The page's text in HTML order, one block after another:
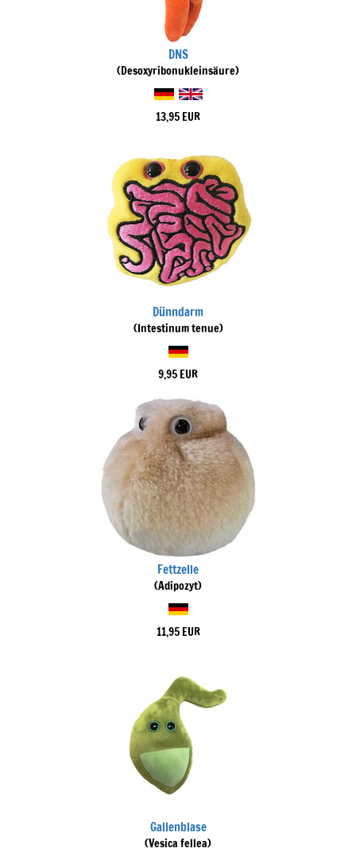
DNS
(Desoxyribonukleinsäure)
13,95 EUR
Dünndarm
(Intestinum tenue)
9,95 EUR
Fettzelle
(Adipozyt)
11,95 EUR
Gallenblase
(Vesica fellea)